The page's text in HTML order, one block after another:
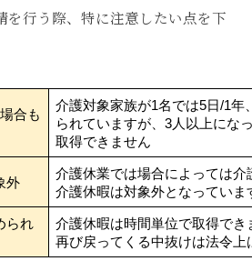
を行う際、特に注意したい点を下
合も
介護対象家族が1名では5日/1年
られていますが、3人以上にな
取得できません
外
介護休業では場合によっては
介護休暇は対象外となっていま
られ
介護休暇は時間単位で取得で
再び戻ってくる中抜けは法令上